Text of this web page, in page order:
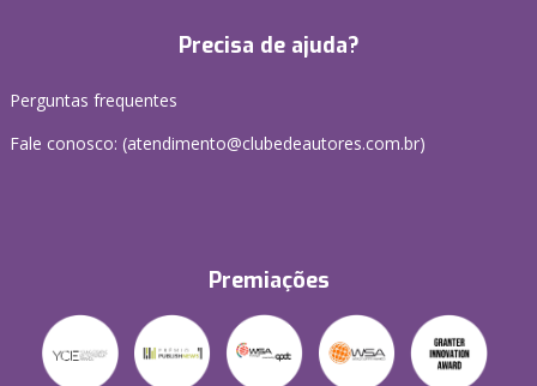
Precisa de ajuda?
Perguntas frequentes
Fale conosco: (atendimento@clubedeautores.com.br)
Premiações